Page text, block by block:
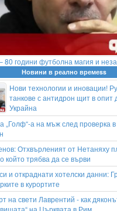
80 години футболна магия и
Новини в реално времеss
Нови технологии и иновации!
танкове с антидрон щит в
Украйна
„Голф“-а на мъж след проверка
Отхвърленият от Нетаняху
който трябва да се върви
и откраднати хотелски данни:
в курортите
на свети Лаврентий - как
на Църквата в Рим